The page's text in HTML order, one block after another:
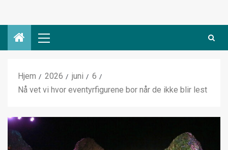
Hjem 2026 juni
6
Nå vet vi hvor eventyrfigurene bor når de ikke blir lest